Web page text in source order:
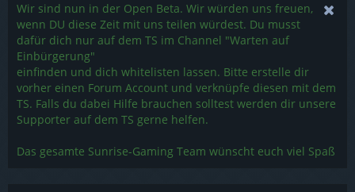
Wir sind nun in der Open Beta. Wir würden uns freuen,
wenn DU diese Zeit mit uns teilen würdest. Du musst
dafür dich nur auf dem TS im Channel "Warten auf
Einbürgerung"
einfinden und dich whitelisten lassen. Bitte erstelle dir
vorher einen Forum Account und verknüpfe diesen mit dem
TS. Falls du dabei Hilfe brauchen solltest werden dir unsere
Supporter auf dem TS gerne helfen.
Das gesamte Sunrise-Gaming Team wünscht euch viel Spaß